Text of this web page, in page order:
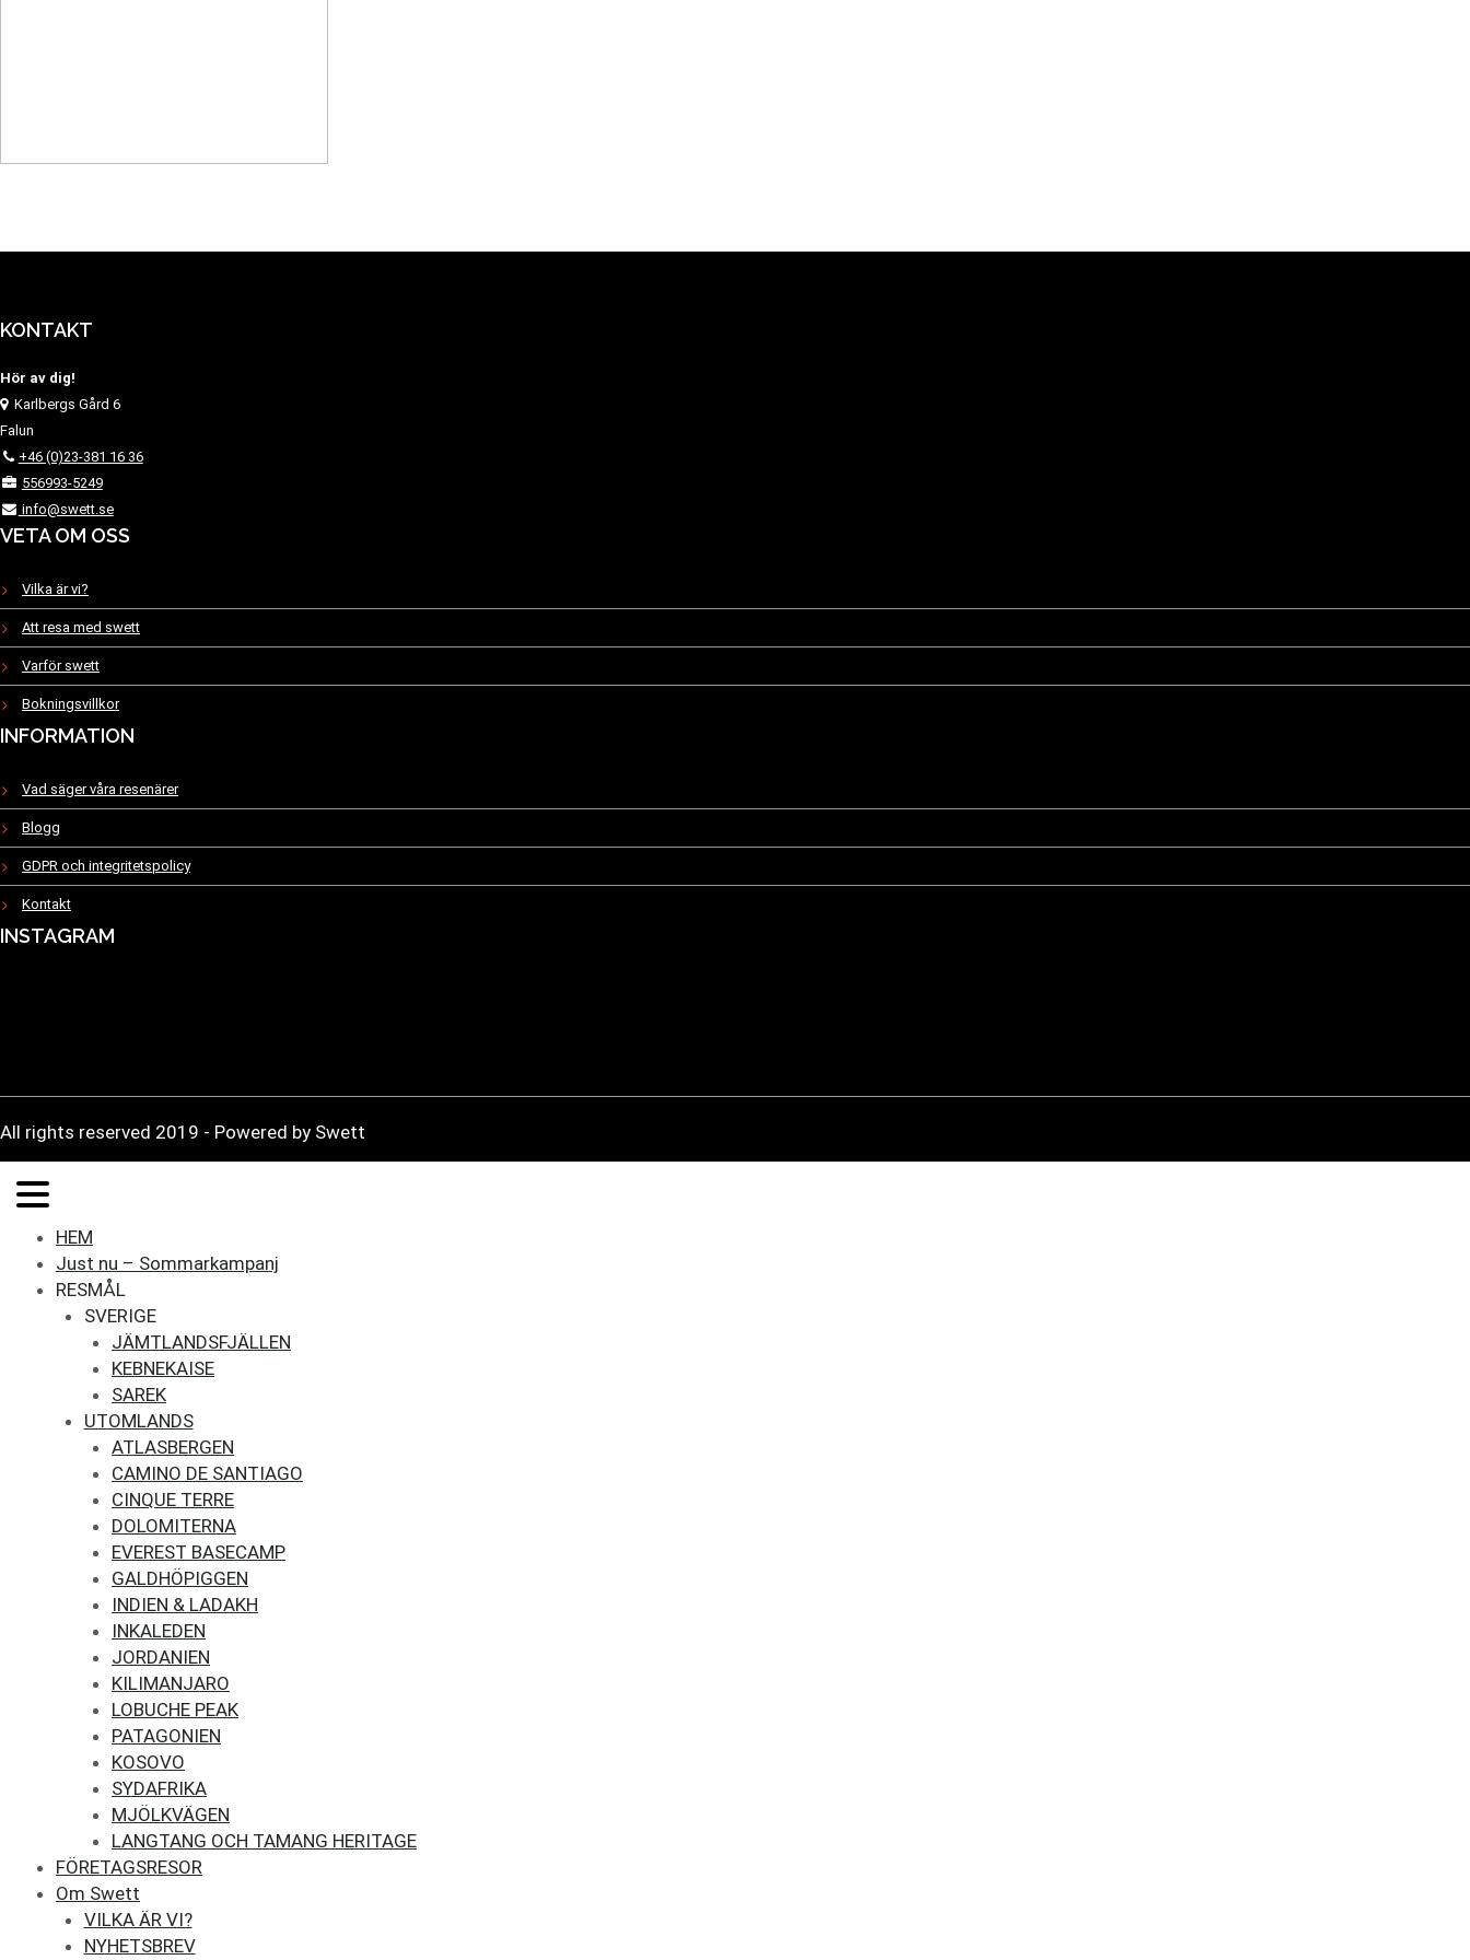
KONTAKT
Hör av dig!
Karlbergs Gård 6
Falun
+46 (0)23-381 16 36
556993-5249
info@swett.se
VETA OM OSS
Vilka är vi?
Att resa med swett
Varför swett
Bokningsvillkor
INFORMATION
Vad säger våra resenärer
Blogg
GDPR och integritetspolicy
Kontakt
INSTAGRAM
All rights reserved 2019 - Powered by Swett
HEM
Just nu – Sommarkampanj
RESMÅL
SVERIGE
JÄMTLANDSFJÄLLEN
KEBNEKAISE
SAREK
UTOMLANDS
ATLASBERGEN
CAMINO DE SANTIAGO
CINQUE TERRE
DOLOMITERNA
EVEREST BASECAMP
GALDHÖPIGGEN
INDIEN & LADAKH
INKALEDEN
JORDANIEN
KILIMANJARO
LOBUCHE PEAK
PATAGONIEN
KOSOVO
SYDAFRIKA
MJÖLKVÄGEN
LANGTANG OCH TAMANG HERITAGE
FÖRETAGSRESOR
Om Swett
VILKA ÄR VI?
NYHETSBREV